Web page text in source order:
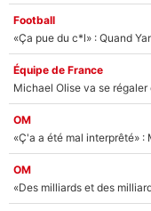
Football
Équipe de France
OM
OM